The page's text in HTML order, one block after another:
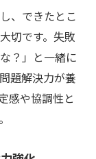
、できたとこ
切です。失敗
？」と一緒に
題解決力が養
感や協調性と